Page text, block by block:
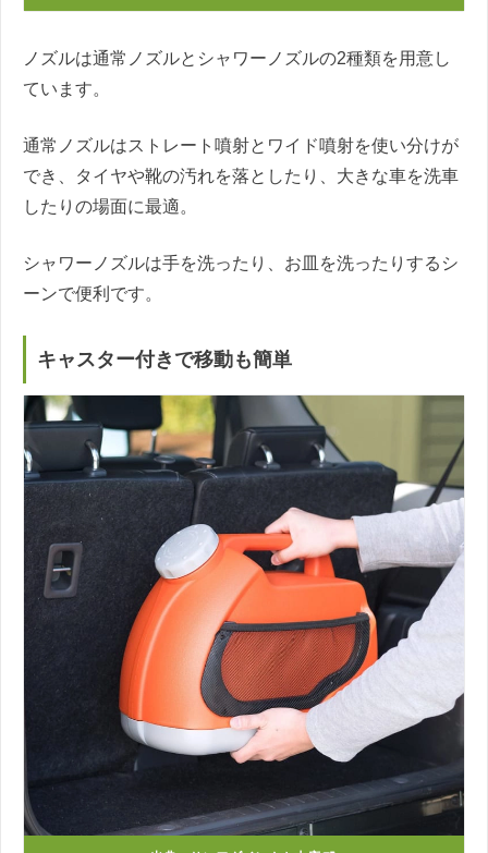
ノズルは通常ノズルとシャワーノズルの2種類を用意し
ています。
通常ノズルはストレート噴射とワイド噴射を使い分けが
でき、タイヤや靴の汚れを落としたり、大きな車を洗車
したりの場面に最適。
シャワーノズルは手を洗ったり、お皿を洗ったりするシ
ーンで便利です。
キャスター付きで移動も簡単